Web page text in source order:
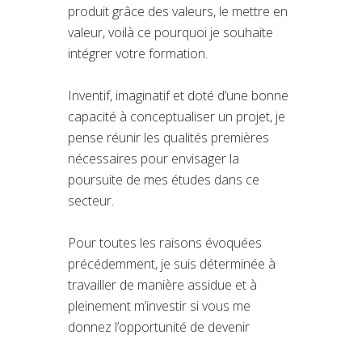
produit grâce des valeurs, le mettre en
valeur, voilà ce pourquoi je souhaite
intégrer votre formation.
Inventif, imaginatif et doté d’une bonne
capacité à conceptualiser un projet, je
pense réunir les qualités premières
nécessaires pour envisager la
poursuite de mes études dans ce
secteur.
Pour toutes les raisons évoquées
précédemment, je suis déterminée à
travailler de manière assidue et à
pleinement m’investir si vous me
donnez l’opportunité de devenir